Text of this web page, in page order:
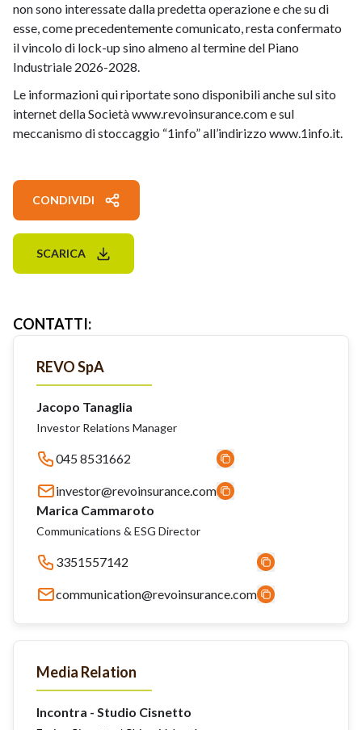
non sono interessate dalla predetta operazione e che su di
esse, come precedentemente comunicato, resta confermato
il vincolo di lock-up sino almeno al termine del Piano
Industriale 2026-2028.
Le informazioni qui riportate sono disponibili anche sul sito
internet della Società www.revoinsurance.com e sul
meccanismo di stoccaggio “1info” all’indirizzo www.1info.it.
CONDIVIDI
SCARICA
CONTATTI:
REVO SpA
Jacopo Tanaglia
Investor Relations Manager
045 8531662
investor@revoinsurance.com
Marica Cammaroto
Communications & ESG Director
3351557142
communication@revoinsurance.com
Media Relation
Incontra - Studio Cisnetto